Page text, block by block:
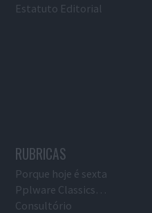
Estatuto Editorial
RUBRICAS
Porque hoje é sexta
Pplware Classics…
Consultório